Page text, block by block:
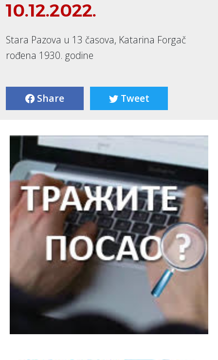
10.12.2022.
Stara Pazova u 13 časova, Katarina Forgač
rođena 1930. godine
Share Tweet